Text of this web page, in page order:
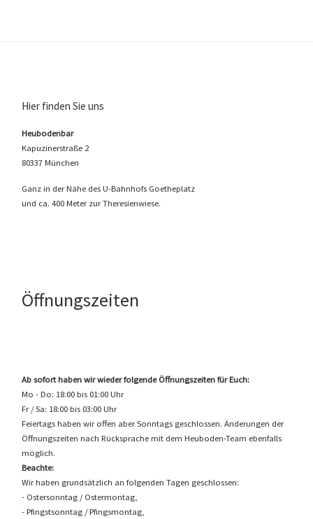
Hier finden Sie uns
Heubodenbar
Kapuzinerstraße 2
80337 München
Ganz in der Nähe des U-Bahnhofs Goetheplatz
und ca. 400 Meter zur Theresienwiese.
Öffnungszeiten
Ab sofort haben wir wieder folgende Öffnungszeiten für Euch:
Mo - Do: 18:00 bis 01:00 Uhr
Fr / Sa: 18:00 bis 03:00 Uhr
Feiertags haben wir offen aber Sonntags geschlossen. Änderungen der
Öffnungszeiten nach Rücksprache mit dem Heuboden-Team ebenfalls
möglich.
Beachte:
Wir haben grundsätzlich an folgenden Tagen geschlossen:
- Ostersonntag / Ostermontag,
- Pfingstsonntag / Pfingsmontag,